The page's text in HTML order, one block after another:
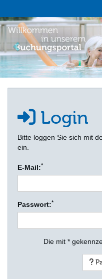
zurück
Login
Bitte loggen Sie sich mit
ein.
E-Mail:*
Passwort:*
Die mit *